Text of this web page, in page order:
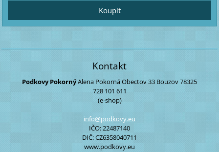
Kontakt
Podkovy PokornýAlena PokornáObectov 33 Bouzov78325
728 101 611
(e-shop)
info@podkovy.eu
IČO: 22487140
DIČ: CZ6358040711
www.podkovy.eu